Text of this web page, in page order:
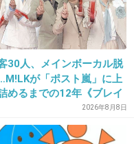
一筋。
して養育費で豪
いう目で見てるん
30人、メインボーカル脱
が「ポスト嵐」に上
めるまでの12年《ブレイ
2026年8月8日